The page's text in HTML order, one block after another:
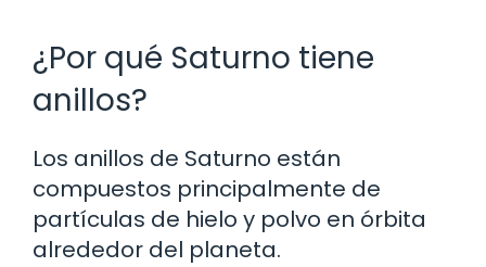
¿Por qué Saturno tiene
anillos?
Los anillos de Saturno están
compuestos principalmente de
partículas de hielo y polvo en órbita
alrededor del planeta.